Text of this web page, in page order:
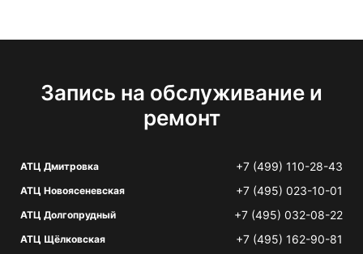
Запись на обслуживание и
ремонт
АТЦ Дмитровка +7 (499) 110-28-43
АТЦ Новоясеневская +7 (495) 023-10-01
АТЦ Долгопрудный +7 (495) 032-08-22
АТЦ Щёлковская +7 (495) 162-90-81